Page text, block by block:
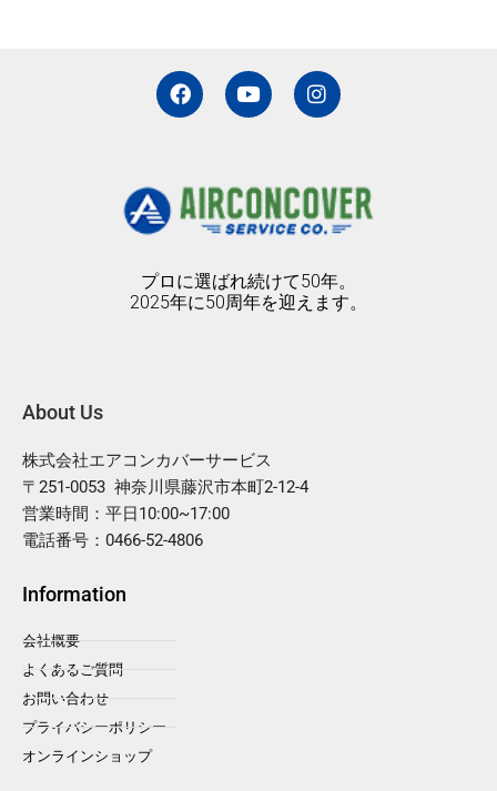
F
a
c
o
o
k
Y
o
u
b
e
I
n
s
g
r
a
プロに選ばれ続けて50年。
2025年に50周年を迎えます。
About Us
株式会社エアコンカバーサービス
〒251-0053 神奈川県藤沢市本町2-12-4
営業時間：平日10:00~17:00
電話番号：0466-52-4806
Information
会社概要
よくあるご質問
お問い合わせ
プライバシーポリシー
オンラインショップ